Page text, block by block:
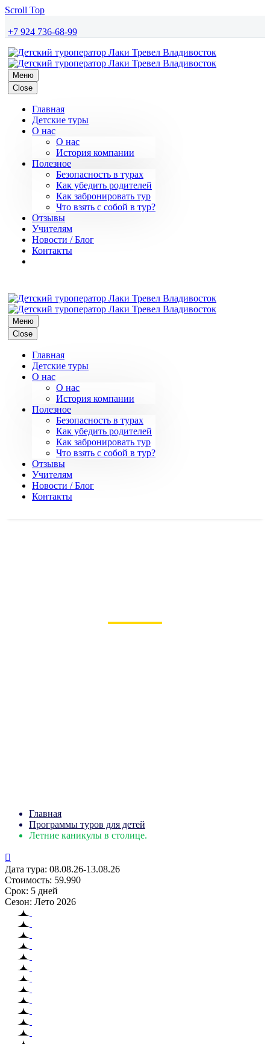
Scroll Top
+7 924 736-68-99
Меню
Close
Главная
Детские туры
О нас
О нас
История компании
Полезное
Безопасность в турах
Как убедить родителей
Как забронировать тур
Что взять с собой в тур?
Отзывы
Учителям
Новости / Блог
Контакты
Меню
Close
Главная
Детские туры
О нас
О нас
История компании
Полезное
Безопасность в турах
Как убедить родителей
Как забронировать тур
Что взять с собой в тур?
Отзывы
Учителям
Новости / Блог
Контакты
Главная
Программы туров для детей
Летние каникулы в столице.

Дата тура: 08.08.26-13.08.26
Стоимость: 59.990
Срок: 5 дней
Сезон: Лето 2026